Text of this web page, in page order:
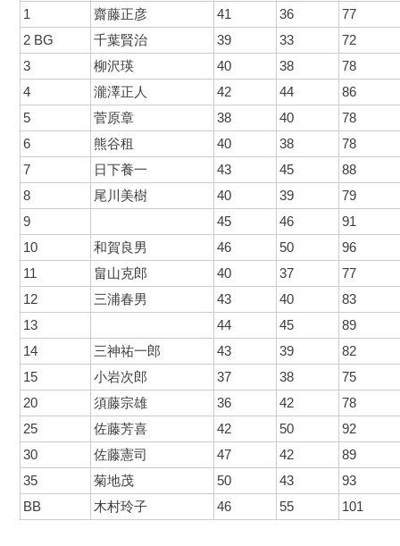
1
齋藤正彦 41 36
77
2 BG
千葉賢治 39 33
72
3
柳沢瑛 40 38
78
4
瀧澤正人 42 44
86
5
菅原章 38 40
78
6
熊谷租 40 38
78
7
日下養一 43 45
88
8
尾川美樹 40 39
79
9
45 46
91
10
和賀良男 46 50
96
11
畠山克郎 40 37
77
12
三浦春男 43 40
83
13
44 45
89
14
三神祐一郎 43 39
82
15
小岩次郎 37 38
75
20
須藤宗雄 36 42
78
25
佐藤芳喜 42 50
92
30
佐藤憲司 47 42
89
35
菊地茂 50 43
93
BB
木村玲子 46 55 101